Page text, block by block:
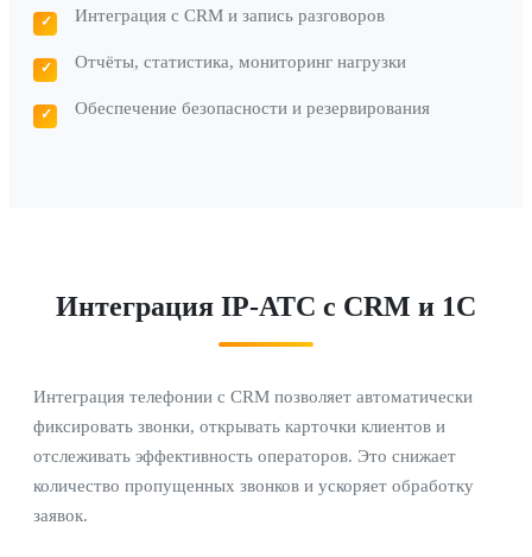
Интеграция с CRM и запись разговоров
Отчёты, статистика, мониторинг нагрузки
Обеспечение безопасности и резервирования
Интеграция IP-АТС с CRM и 1С
Интеграция телефонии с CRM позволяет автоматически
фиксировать звонки, открывать карточки клиентов и
отслеживать эффективность операторов. Это снижает
количество пропущенных звонков и ускоряет обработку
заявок.